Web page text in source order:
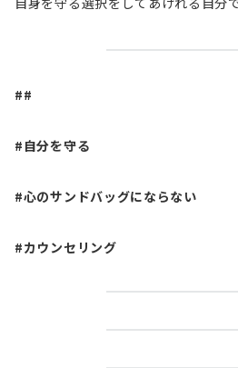
##
#自分を守る
#心のサンドバッグにならない
#カウンセリング